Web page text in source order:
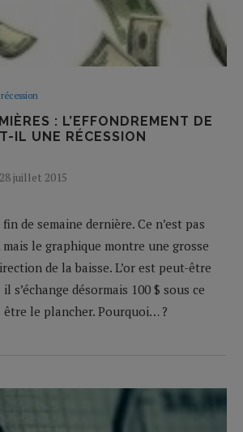
: L’EFFONDREMENT DE
IL UNE RÉCESSION
28 juillet 2015
de semaine dernière. Ce n’est pas
le graphique montre une grosse
de la baisse. L’or est peut-être
s’échange désormais 100 $ sous ce
être le plancher. Pourquoi… ?